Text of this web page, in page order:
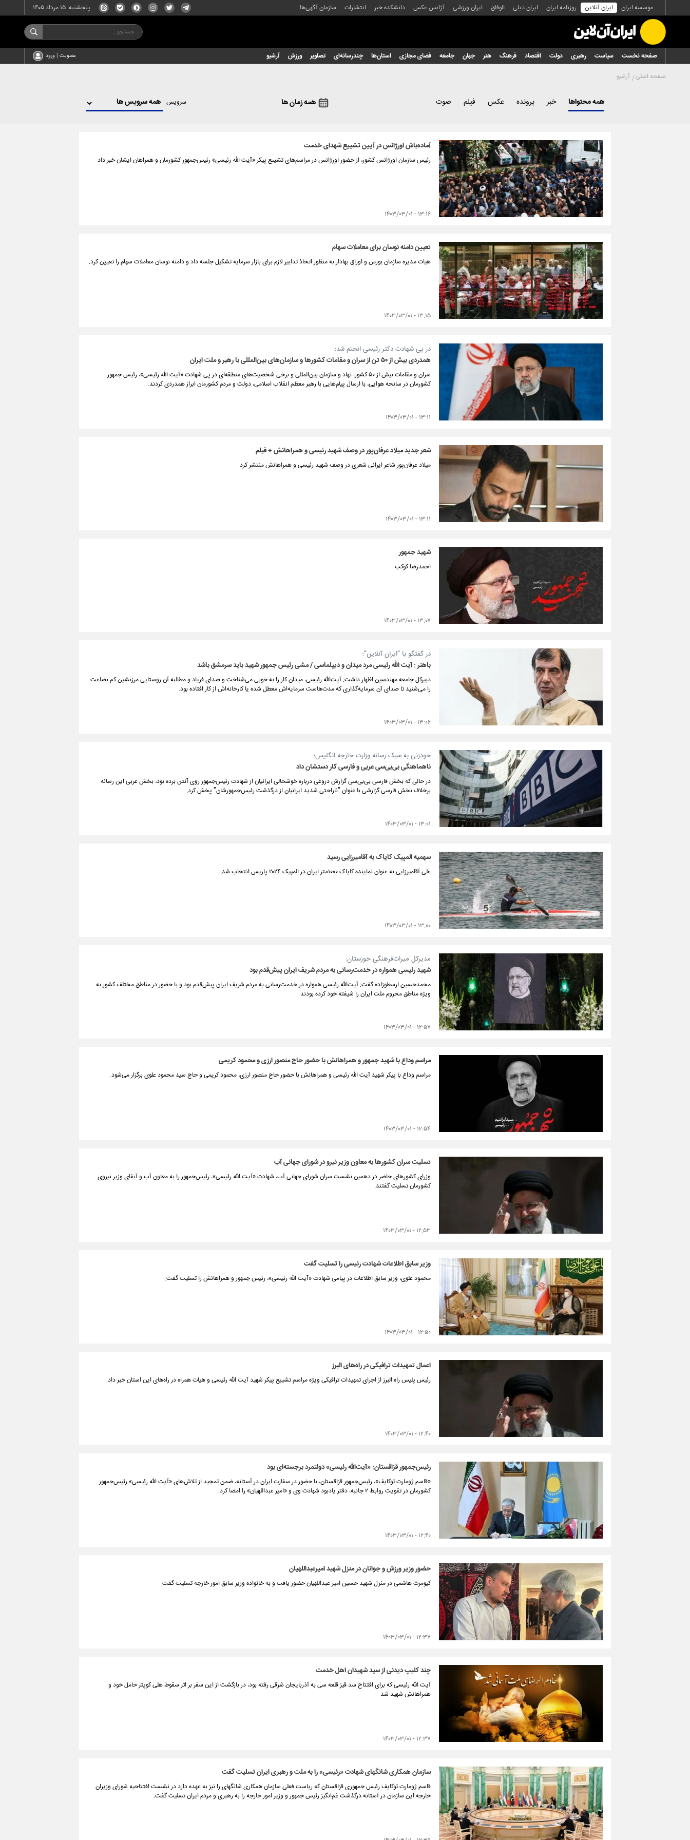
موسسه ایران ایران آنلاین روزنامه ایران ایران دیلی الوفاق ایران ورزشی آژانس عکس دانشکده خبر انتشارات سازمان آگهی‌ها پنجشنبه، ۱۵ مرداد ۱۴۰۵
صفحه نخست سیاست رهبری دولت اقتصاد فرهنگ هنر جهان جامعه فضای مجازی استان‌ها چندرسانه‌ای تصاویر ورزش آرشیو عضویت | ورود
صفحه اصلی آرشیو
همه محتواها خبر پرونده عکس فیلم صوت همه زمان ها سرویس
آماده‌باش اورژانس در آیین تشییع شهدای خدمت
رئیس سازمان اورژانس کشور، از حضور اورژانس در مراسم‌های تشییع پیکر «آیت الله رئیسی» رئیس‌جمهور کشورمان و همراهان ایشان خبر داد.
۱۳:۱۶ - ۱۴۰۳/۰۳/۰۱
تعیین دامنه نوسان برای معاملات سهام
هیات مدیره سازمان بورس و اوراق بهادار به منظور اتخاذ تدابیر لازم برای بازار سرمایه تشکیل جلسه داد و دامنه نوسان معاملات سهام را تعیین کرد.
۱۳:۱۵ - ۱۴۰۳/۰۳/۰۱
در پی شهادت دکتر رئیسی انجتم شد؛
همدردی بیش از ۵۰ تن از سران و مقامات کشورها و سازمان‌های بین‌المللی با رهبر و ملت ایران
سران و مقامات بیش از ۵۰ کشور، نهاد و سازمان بین‌المللی و برخی شخصیت‌های منطقه‌ای در پی شهادت «آیت الله رئیسی»، رئیس جمهور
کشورمان در سانحه هوایی، با ارسال پیام‌هایی با رهبر معظم انقلاب اسلامی، دولت و مردم کشورمان ابراز همدردی کردند.
۱۳:۱۱ - ۱۴۰۳/۰۳/۰۱
شعر جدید میلاد عرفان‌پور در وصف شهید رئیسی و همراهانش + فیلم
میلاد عرفان‌پور شاعر ایرانی شعری در وصف شهید رئیسی و همراهانش منتشر کرد.
۱۳:۱۱ - ۱۴۰۳/۰۳/۰۱
شهید جمهور
احمدرضا کوکب
۱۳:۰۷ - ۱۴۰۳/۰۳/۰۱
در گفتگو با ”ایران آنلاین”؛
باهنر : آیت الله رئیسی مرد میدان و دیپلماسی / مشی رئیس جمهور شهید باید سرمشق باشد
دبیرکل جامعه مهندسین اظهار داشت: آیت‌الله رئیسی، میدان کار را به خوبی می‌شناخت و صدای فریاد و مطالبه آن روستایی مرزنشین کم بضاعت
را می‌شنید تا صدای آن سرمایه‌گذاری که مدت‌هاست سرمایه‌اش معطل شده یا کارخانه‌اش از کار افتاده بود.
۱۳:۰۶ - ۱۴۰۳/۰۳/۰۱
خودزنی به سبک رسانه وزارت خارجه انگلیس؛
ناهماهنگی بی‌بی‌سی عربی و فارسی کار دستشان داد
در حالی که بخش فارسی بی‌بی‌سی گزارش دروغی درباره خوشحالی ایرانیان از شهادت رئیس‌جمهور روی آنتن برده بود، بخش عربی این رسانه
برخلاف بخش فارسی گزارشی با عنوان ”ناراحتی شدید ایرانیان از درگذشت رئیس‌جمهورشان” پخش کرد.
۱۳:۰۱ - ۱۴۰۳/۰۳/۰۱
سهمیه المپیک کایاک به آقامیرزایی رسید
علی آقامیرزایی به عنوان نماینده کایاک ۱۰۰۰متر ایران در المپیک ۲۰۲۴ پاریس انتخاب شد.
۱۳:۰۰ - ۱۴۰۳/۰۳/۰۱
مدیرکل میراث‌فرهنگی خوزستان:
شهید رئیسی همواره در خدمت‌رسانی به مردم شریف ایران پیش‌قدم بود
محمدحسین ارسطوزاده گفت: آیت‌الله رئیسی همواره در خدمت‌رسانی به مردم شریف ایران پیش‌قدم بود و با حضور در مناطق مختلف کشور به
ویژه مناطق محروم ملت ایران را شیفته خود کرده بودند
۱۲:۵۷ - ۱۴۰۳/۰۳/۰۱
مراسم وداع با شهید جمهور و همراهانش با حضور حاج منصور ارزی و محمود کریمی
مراسم وداع با پیکر شهید آیت الله رئیسی و همراهانش با حضور حاج منصور ارزی، محمود کریمی و حاج سید محمود علوی برگزار می‌شود.
۱۲:۵۴ - ۱۴۰۳/۰۳/۰۱
تسلیت سران کشورها به معاون وزیر نیرو در شورای جهانی آب
وزرای کشورهای حاضر در دهمین نشست سران شورای جهانی آب، شهادت «آیت الله رئیسی»، رئیس‌جمهور را به معاون آب و آبفای وزیر نیروی
کشورمان تسلیت گفتند.
۱۲:۵۳ - ۱۴۰۳/۰۳/۰۱
وزیر سابق اطلاعات شهادت رئیسی را تسلیت گفت
محمود علوی، وزیر سابق اطلاعات در پیامی شهادت «آیت الله رئیسی»، رئیس جمهور و همراهانش را تسلیت گفت.
۱۲:۵۰ - ۱۴۰۳/۰۳/۰۱
اعمال تمهیدات ترافیکی در راه‌های البرز
رئیس پلیس راه البرز از اجرای تمهیدات ترافیکی ویژه مراسم تشییع پیکر شهید آیت الله رئیسی و هیات همراه در راه‌های این استان خبر داد.
۱۲:۴۰ - ۱۴۰۳/۰۳/۰۱
رئیس‌جمهور قزاقستان: «آیت‌الله رئیسی» دولتمرد برجسته‌ای بود
«قاسم ژومارت توکایف»، رئیس‌جمهور قزاقستان، با حضور در سفارت ایران در آستانه، ضمن تمجید از تلاش‌های «آیت الله رئیسی» رئیس‌جمهور
کشورمان در تقویت روابط ۲ جانبه،‌ دفتر یادبود شهادت وی و «امیر عبداللهیان» را امضا کرد.
۱۲:۴۰ - ۱۴۰۳/۰۳/۰۱
حضور وزیر ورزش و جوانان در منزل شهید امیرعبداللهیان
کیومرث هاشمی در منزل شهید حسین امیر عبداللهیان حضور یافت و به خانواده وزیر سابق امور خارجه تسلیت گفت.
۱۲:۳۷ - ۱۴۰۳/۰۳/۰۱
چند کلیپ دیدنی از سید شهیدان اهل خدمت
آیت الله رئیسی که برای افتتاح سد قیز قلعه سی به آذربایجان شرقی رفته بود، در بازگشت از این سفر بر اثر سقوط هلی کوپتر حامل خود و
همراهانش شهید شد.
۱۲:۳۷ - ۱۴۰۳/۰۳/۰۱
سازمان همکاری شانگهای شهادت «رئیسی» را به ملت و رهبری ایران تسلیت گفت
قاسم ژومارت توکایف رئیس جمهوری قزاقستان که ریاست فعلی سازمان همکاری شانگهای را نیز به عهده دارد در نشست افتتاحیه شورای وزیران
خارجه این سازمان در آستانه درگذشت غم‌انگیز رئیس جمهور و وزیر امور خارجه را به رهبری و مردم ایران تسلیت گفت.